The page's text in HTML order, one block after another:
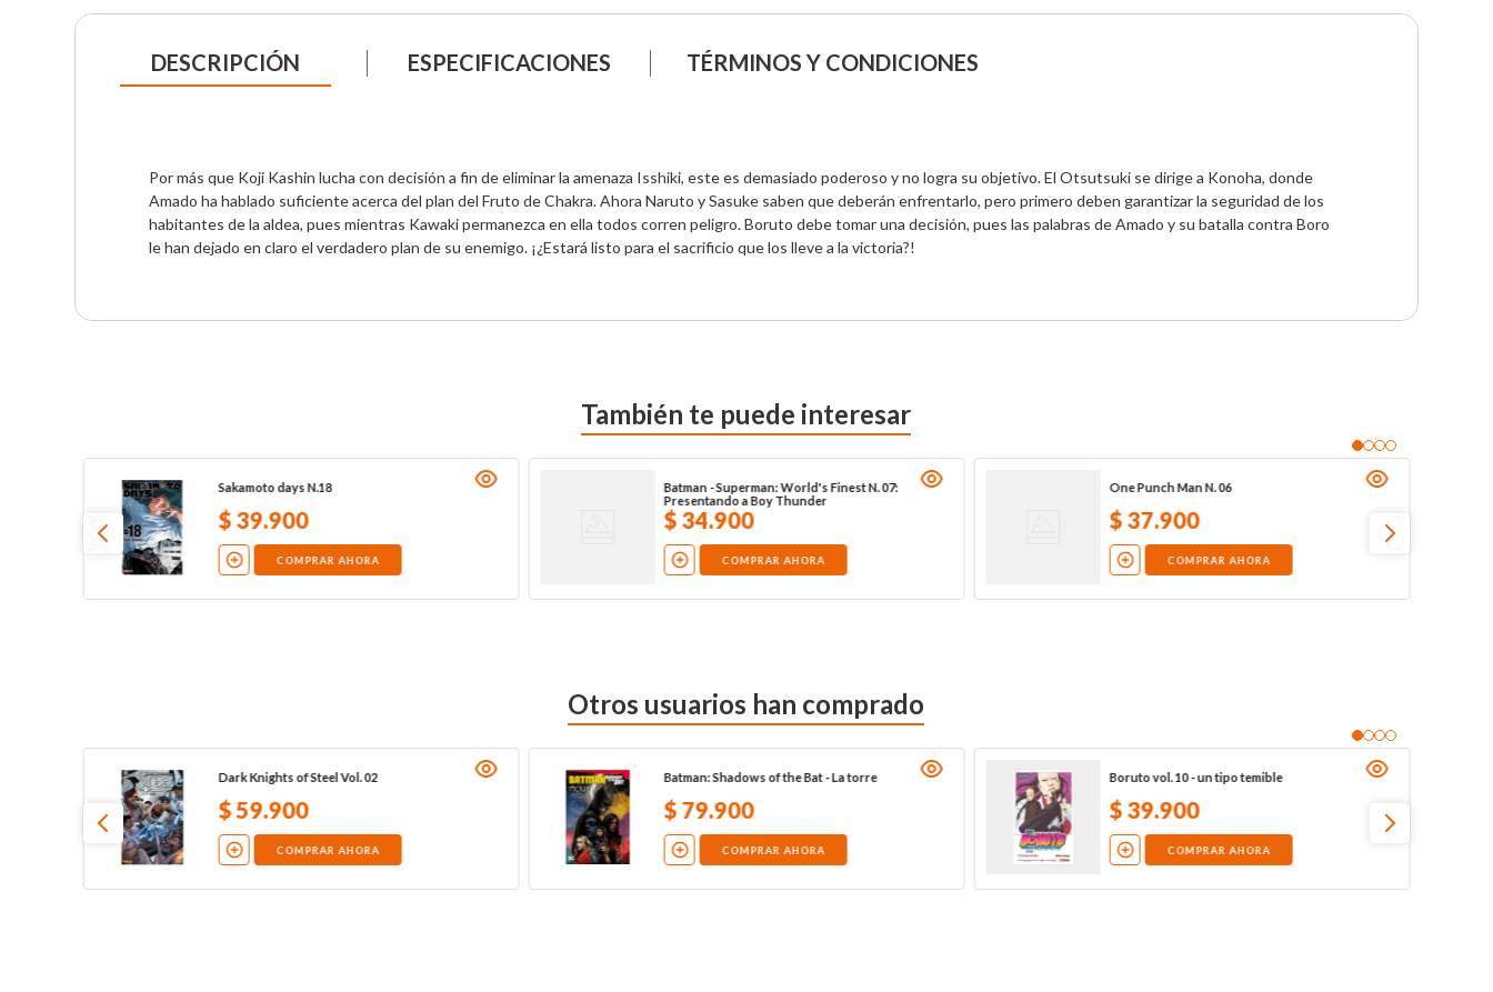
DESCRIPCIÓN ESPECIFICACIONES TÉRMINOS Y CONDICIONES
Por más que Koji Kashin lucha con decisión a fin de eliminar la amenaza Isshiki, este es demasiado poderoso y no logra su objetivo. El Otsutsuki se dirige a Konoha, donde
Amado ha hablado suficiente acerca del plan del Fruto de Chakra. Ahora Naruto y Sasuke saben que deberán enfrentarlo, pero primero deben garantizar la seguridad de los
habitantes de la aldea, pues mientras Kawaki permanezca en ella todos corren peligro. Boruto debe tomar una decisión, pues las palabras de Amado y su batalla contra Boro
le han dejado en claro el verdadero plan de su enemigo. ¡¿Estará listo para el sacrificio que los lleve a la victoria?!
También te puede interesar
Sakamoto days N.18
$39.900
COMPRAR AHORA
Batman - Superman: World's Finest N. 07:
Presentando a Boy Thunder
$34.900
COMPRAR AHORA
One Punch Man N. 06
$37.900
COMPRAR AHORA
Otros usuarios han comprado
Dark Knights of Steel Vol. 02
$59.900
COMPRAR AHORA
Batman: Shadows of the Bat - La torre
$79.900
COMPRAR AHORA
Boruto vol. 10 - un tipo temible
$39.900
COMPRAR AHORA